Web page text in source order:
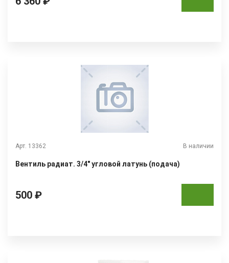
Арт. 13362 В наличии
Вентиль радиат. 3/4" угловой латунь (подача)
500 ₽